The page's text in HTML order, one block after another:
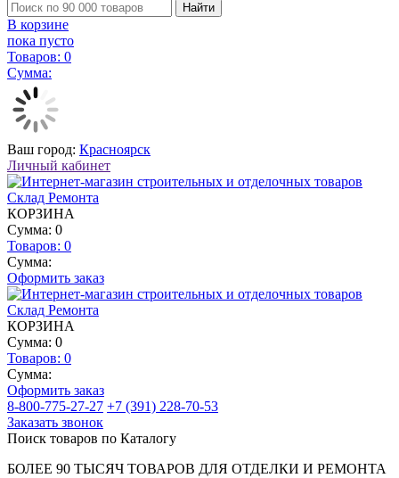
Найти
В корзине
пока пусто
Товаров: 0
Сумма:
Ваш город: Красноярск
Личный кабинет
КОРЗИНА
Сумма: 0
Товаров: 0
Сумма:
Оформить заказ
КОРЗИНА
Сумма: 0
Товаров: 0
Сумма:
Оформить заказ
8-800-775-27-27 +7 (391) 228-70-53
Заказать звонок
Поиск товаров по Каталогу
БОЛЕЕ 90 ТЫСЯЧ ТОВАРОВ ДЛЯ ОТДЕЛКИ И РЕМОНТА